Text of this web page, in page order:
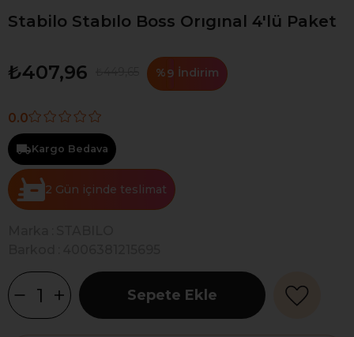
Stabilo Stabılo Boss Orıgınal 4'lü Paket
₺407,96 %9 İndirim
0.0
Kargo Bedava
2 Gün